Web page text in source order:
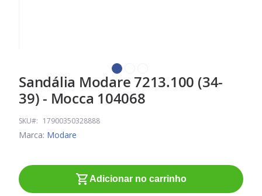
Saltar
para
o
início
da
imagens
Sandália Modare 7213.100 (34-
39) - Mocca 104068
SKU 17900350328888
Marca: Modare
Adicionar no carrinho